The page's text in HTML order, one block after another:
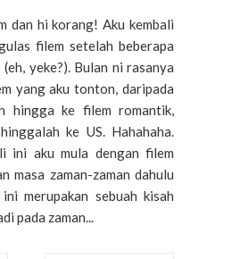
dan hi korang! Aku kembali
filem setelah beberapa
yeke?). Bulan ni rasanya
yang aku tonton, daripada
hingga ke filem romantik,
ke US. Hahahaha.
ini aku mula dengan filem
masa zaman-zaman dahulu
merupakan sebuah kisah
pada zaman...